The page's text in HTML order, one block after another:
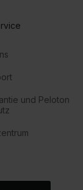
und Peloton